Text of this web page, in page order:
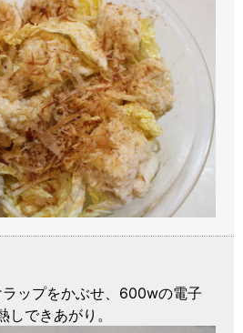
ップをかぶせ、600wの電子
しできあがり。